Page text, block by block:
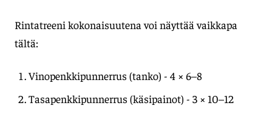
Rintatreeni kokonaisuutena voi näyttää vaikkapa
tältä:
Vinopenkkipunnerrus (tanko) - 4 × 6–8
Tasapenkkipunnerrus (käsipainot) - 3 × 10–12